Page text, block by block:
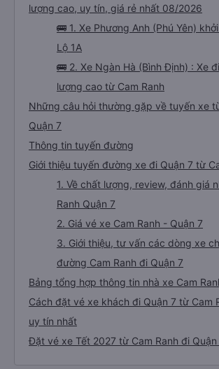
lượng cao, uy tín, giá rẻ nhất 08/2026
🚌 1. Xe Phương Anh (Phú Yên)
Lộ 1A
🚌 2. Xe Ngàn Hà (Bình Định) : Xe
lượng cao từ Cam Ranh
Những câu hỏi thường gặp về tuyến xe
Quận 7
Thông tin tuyến đường
Giới thiệu tuyến đường xe đi Quận 7 từ
1. Về chất lượng, review, đánh giá
Ranh Quận 7
2. Giá vé xe Cam Ranh - Quận 7
3. Giới thiệu, tư vấn các dòng xe
đường Cam Ranh đi Quận 7
Bảng tổng hợp thông tin nhà xe Cam
Cách đặt vé xe khách đi Quận 7 từ Cam
uy tín nhất
Đặt vé xe Tết 2027 từ Cam Ranh đi Quận